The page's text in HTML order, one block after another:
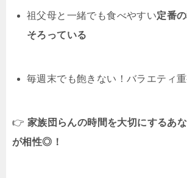
祖父母と一緒でも食べやすい定番
そろっている
毎週末でも飽きない！バラエティ
👉 家族団らんの時間を大切にするあな
が相性◎！